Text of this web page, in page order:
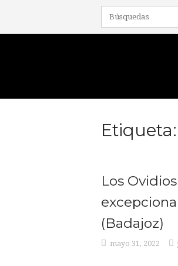
contenido
Etiqueta:
Los
(Badajoz)
mayo 31, 2022